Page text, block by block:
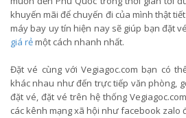
khuyến mãi để chuyến đi của mình thật
máy bay uy tín hiện nay sẽ giúp bạn đặt
giá rẻmột cách nhanh nhất.
Đặt vé cùng với Vegiagoc.com bạn có
khác nhau như đến trực tiếp văn phòng,
đặt vé, đặt vé trên hệ thống
các kênh mạng xã hội như facebook zalo